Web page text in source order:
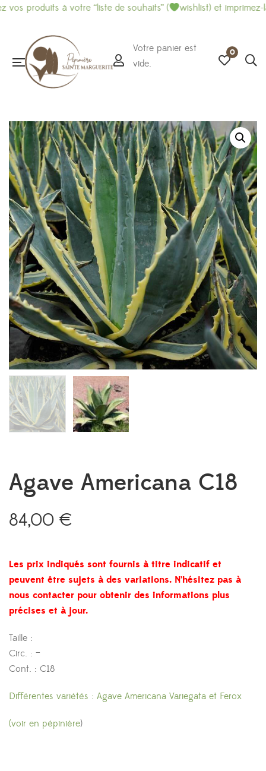
à votre “liste de souhaits” ( wishlist) et imprimez-là pour
Votre panier est
vide.
0
Agave Americana C18
84,00 €
Les prix indiqués sont fournis à titre indicatif et
peuvent être sujets à des variations. N’hésitez pas à
nous contacter pour obtenir des informations plus
précises et à jour.
Taille :
Circ. : –
Cont. : C18
Différentes variétés : Agave Americana Variegata et Ferox
(voir en pépinière)